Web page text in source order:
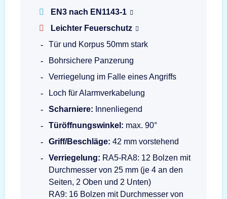
EN3 nach EN1143-1
Leichter Feuerschutz
Tür und Korpus 50mm stark
Bohrsichere Panzerung
Verriegelung im Falle eines Angriffs
Loch für Alarmverkabelung
Scharniere: Innenliegend
Türöffnungswinkel: max. 90°
Griff/Beschläge: 42 mm vorstehend
Verriegelung: RA5-RA8: 12 Bolzen mit
Durchmesser von 25 mm (je 4 an den
Seiten, 2 Oben und 2 Unten)
RA9: 16 Bolzen mit Durchmesser von